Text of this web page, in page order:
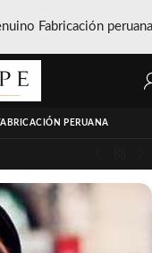
peruana
PERUANA